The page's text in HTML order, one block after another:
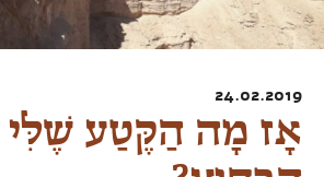
24.02.2019
אָז מָה הַקֶּטַע